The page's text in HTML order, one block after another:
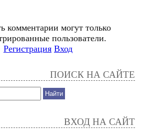
комментарии могут только
пользователи.
Регистрация Вход
ПОИСК НА САЙТЕ
ВХОД НА САЙТ